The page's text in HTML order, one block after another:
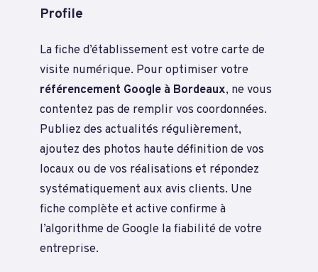
Profile
La fiche d’établissement est votre carte de
visite numérique. Pour optimiser votre
référencement Google à Bordeaux, ne vous
contentez pas de remplir vos coordonnées.
Publiez des actualités régulièrement,
ajoutez des photos haute définition de vos
locaux ou de vos réalisations et répondez
systématiquement aux avis clients. Une
fiche complète et active confirme à
l’algorithme de Google la fiabilité de votre
entreprise.